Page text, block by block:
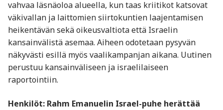
vahvaa läsnäoloa alueella, kun taas kriitikot katsovat
väkivallan ja laittomien siirtokuntien laajentamisen
heikentävän sekä oikeusvaltiota että Israelin
kansainvälistä asemaa. Aiheen odotetaan pysyvän
näkyvästi esillä myös vaalikampanjan aikana. Uutinen
perustuu kansainväliseen ja israelilaiseen
raportointiin.
Henkilöt: Rahm Emanuelin Israel-puhe herättää